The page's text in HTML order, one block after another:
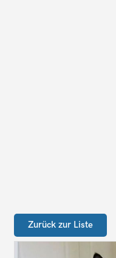
Zurück zur Liste